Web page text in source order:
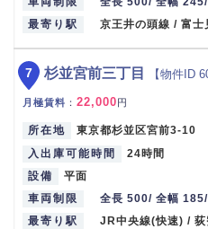
最寄り駅
京王井の頭線 / 富
杉並宮前三丁目 【物件ID
月極賃料 ： 22,000円
所在地
東京都杉並区宮前3-10
入出庫可能時間
24時間
設備
平面
車両制限
全長 500/ 全幅
最寄り駅
JR中央線(快速) /
7